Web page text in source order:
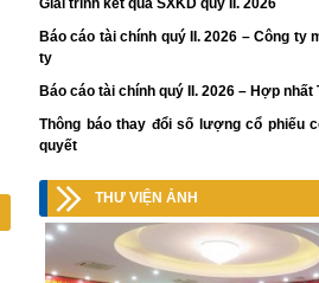
Giải trình kết qủa SXKD quý II. 2026
Báo cáo tài chính quý II. 2026 – Công ty
ty
Báo cáo tài chính quý II. 2026 – Hợp nhất
Thông báo thay đổi số lượng cổ phiếu
quyết
THƯ VIỆN ẢNH